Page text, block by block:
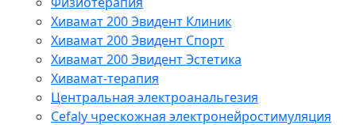
Хивамат 200 Эвидент Клиник
Хивамат 200 Эвидент Спорт
Хивамат 200 Эвидент Эстетика
Хивамат-терапия
Центральная электроанальгезия
Cefaly чреcкожная электронейростимуляция